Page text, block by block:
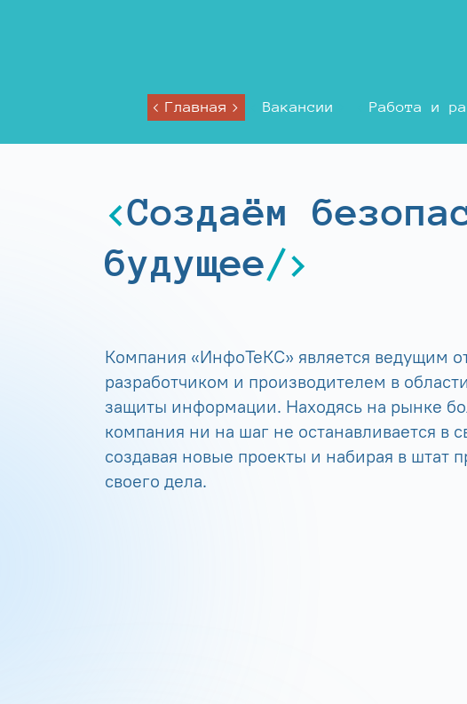
Главная Вакансии Работа и
Создаём
будущее
Компания «ИнфоТеКС» является ведущим
разработчиком и производителем в
защиты информации. Находясь на рынке
компания ни на шаг не останавливается в
создавая новые проекты и набирая в штат
своего дела.